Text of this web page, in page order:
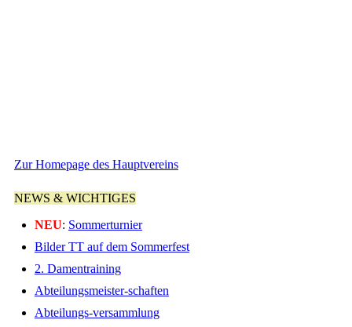
Zur Homepage des Hauptvereins
NEWS & WICHTIGES
NEU: Sommerturnier
Bilder TT auf dem Sommerfest
2. Damentraining
Abteilungsmeister-schaften
Abteilungs-versammlung